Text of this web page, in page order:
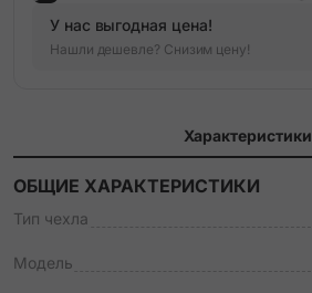
У нас выгодная цена!
Нашли дешевле? Снизим цену!
Характеристики
ОБЩИЕ ХАРАКТЕРИСТИКИ
Тип чехла
Модель